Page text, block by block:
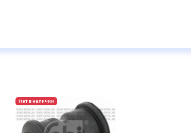
Нет в наличии